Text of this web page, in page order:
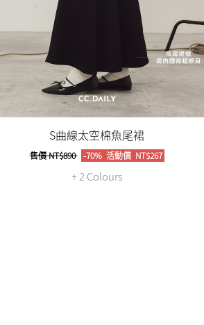
S曲線太空棉魚尾裙
售價NT$890 -70% 活動價NT$267
+ 2 Colours